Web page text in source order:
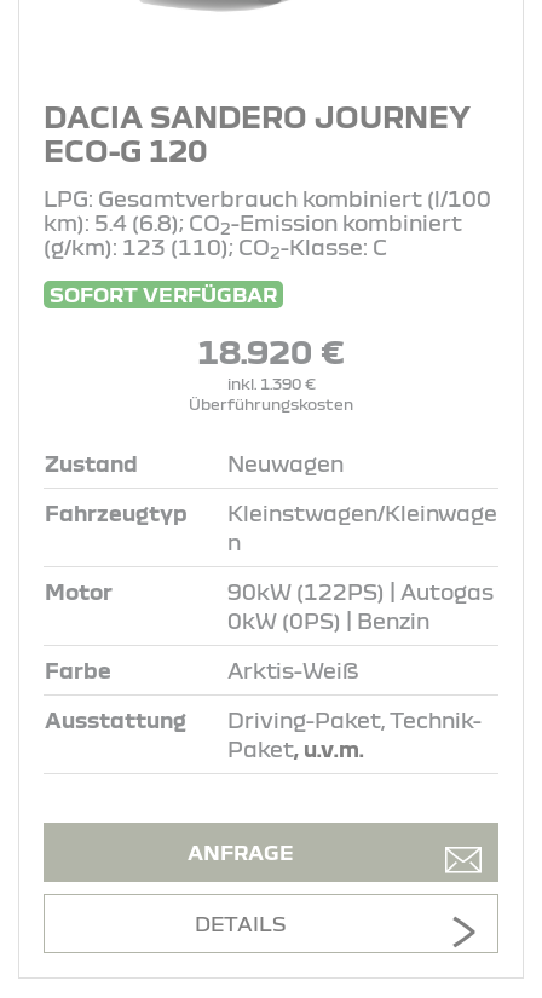
DACIA SANDERO JOURNEY
ECO-G 120
LPG: Gesamtverbrauch kombiniert (l/100
km): 5.4 (6.8); CO2-Emission kombiniert
(g/km): 123 (110); CO2-Klasse: C
SOFORT VERFÜGBAR
18.920 €
inkl. 1.390 €
Überführungskosten
Zustand Neuwagen
Fahrzeugtyp
Kleinstwagen/Kleinwage
n
Motor
90kW (122PS) | Autogas
0kW (0PS) | Benzin
Farbe Arktis-Weiß
Ausstattung
Driving-Paket, Technik-
Paket, u.v.m.
ANFRAGE
DETAILS